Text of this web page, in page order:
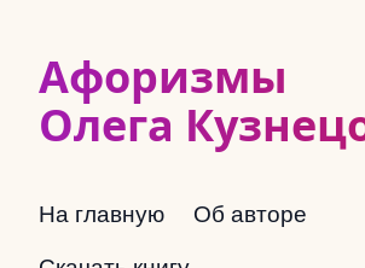
Афоризмы
Олега
На главную Об авторе